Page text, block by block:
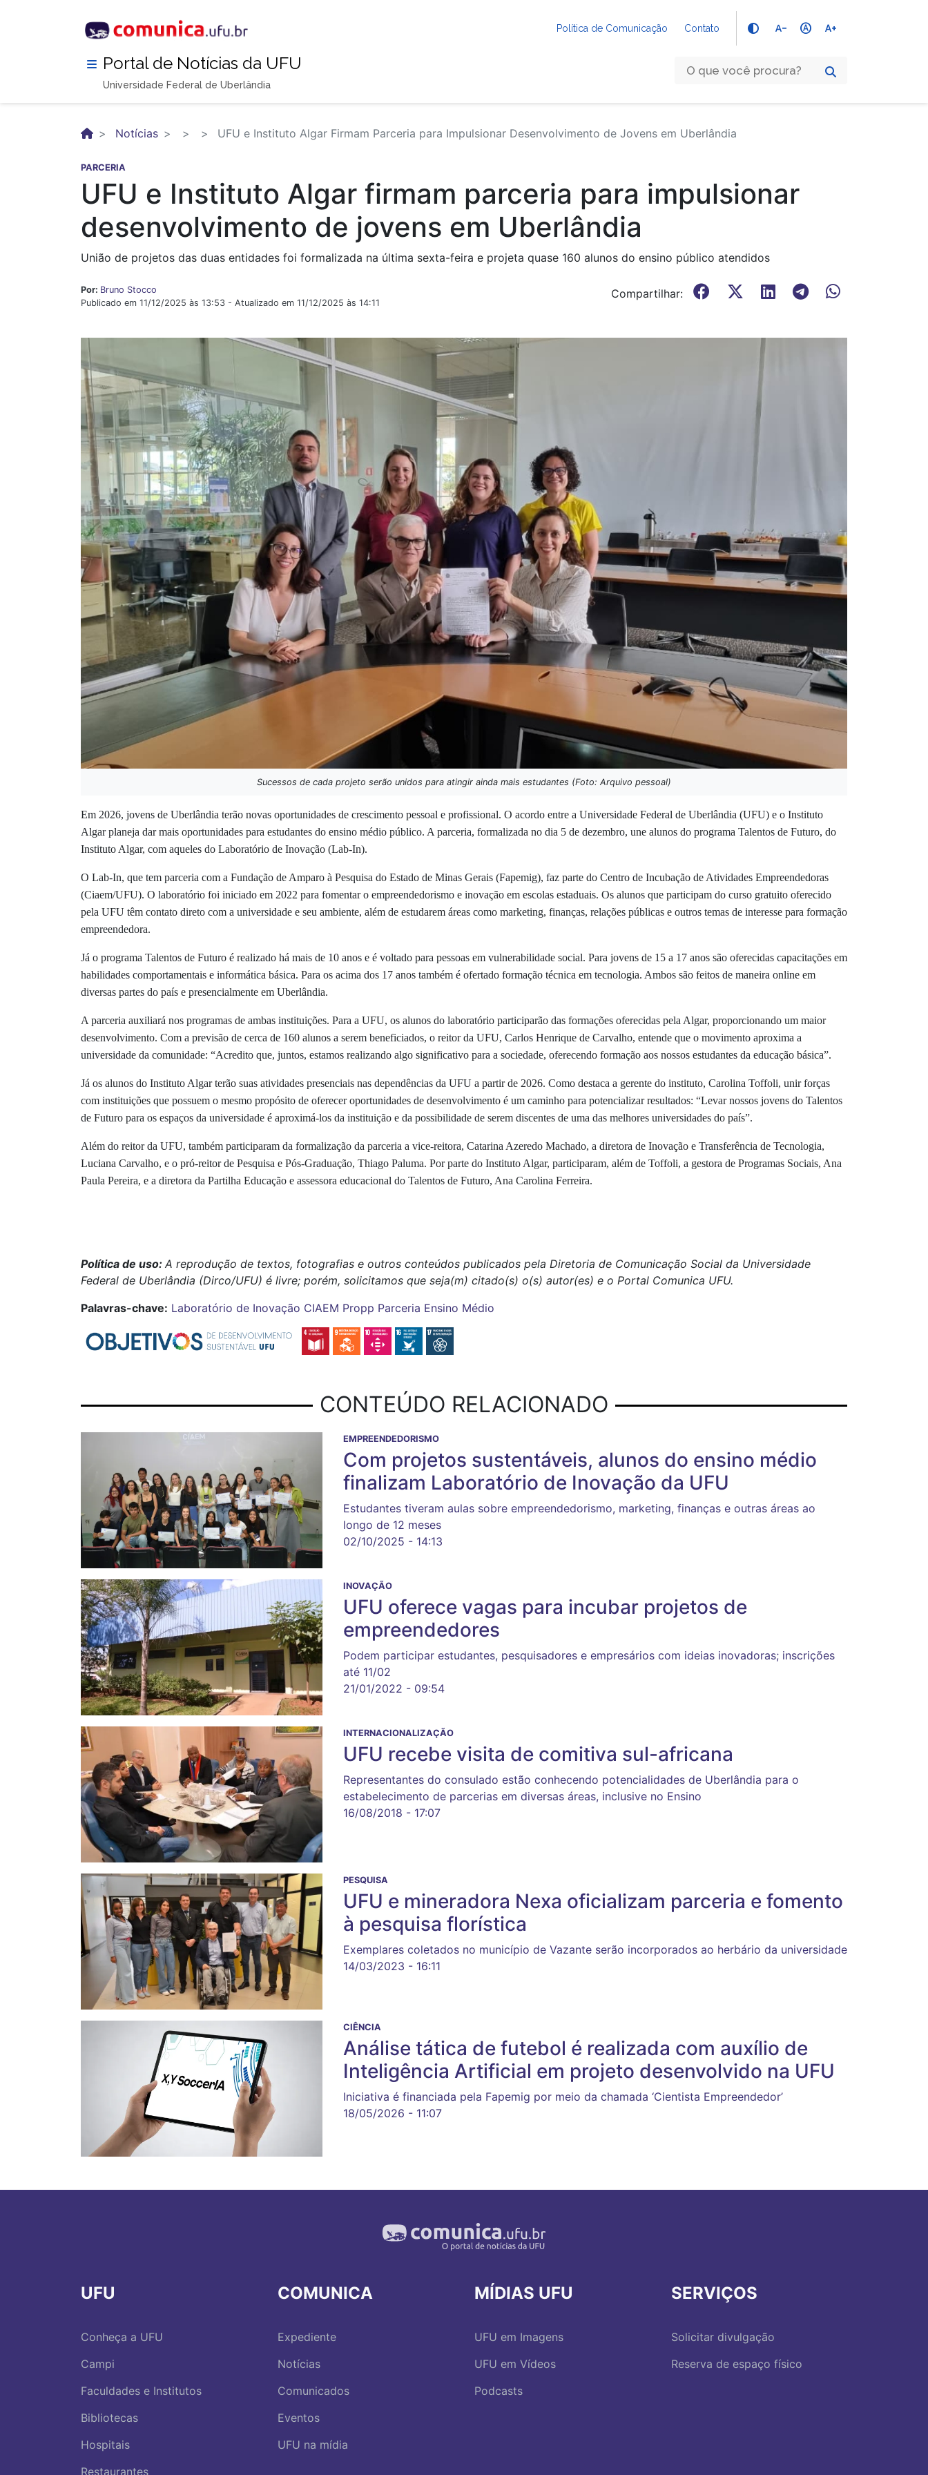
Política de Comunicação Contato text_decrease hdr_auto text_increase
Portal de Notícias da UFU
Universidade Federal de Uberlândia
Notícias UFU e Instituto Algar Firmam Parceria para Impulsionar Desenvolvimento de Jovens em Uberlândia
PARCERIA
UFU e Instituto Algar firmam parceria para impulsionar
desenvolvimento de jovens em Uberlândia
União de projetos das duas entidades foi formalizada na última sexta-feira e projeta quase 160 alunos do ensino público atendidos
Por: Bruno Stocco
Publicado em 11/12/2025 às 13:53 - Atualizado em 11/12/2025 às 14:11
Compartilhar:
Sucessos de cada projeto serão unidos para atingir ainda mais estudantes (Foto: Arquivo pessoal)
Em 2026, jovens de Uberlândia terão novas oportunidades de crescimento pessoal e profissional. O acordo entre a Universidade Federal de Uberlândia (UFU) e o Instituto
Algar planeja dar mais oportunidades para estudantes do ensino médio público. A parceria, formalizada no dia 5 de dezembro, une alunos do programa Talentos de Futuro, do
Instituto Algar, com aqueles do Laboratório de Inovação (Lab-In).
O Lab-In, que tem parceria com a Fundação de Amparo à Pesquisa do Estado de Minas Gerais (Fapemig), faz parte do Centro de Incubação de Atividades Empreendedoras
(Ciaem/UFU). O laboratório foi iniciado em 2022 para fomentar o empreendedorismo e inovação em escolas estaduais. Os alunos que participam do curso gratuito oferecido
pela UFU têm contato direto com a universidade e seu ambiente, além de estudarem áreas como marketing, finanças, relações públicas e outros temas de interesse para formação
empreendedora.
Já o programa Talentos de Futuro é realizado há mais de 10 anos e é voltado para pessoas em vulnerabilidade social. Para jovens de 15 a 17 anos são oferecidas capacitações em
habilidades comportamentais e informática básica. Para os acima dos 17 anos também é ofertado formação técnica em tecnologia. Ambos são feitos de maneira online em
diversas partes do país e presencialmente em Uberlândia.
A parceria auxiliará nos programas de ambas instituições. Para a UFU, os alunos do laboratório participarão das formações oferecidas pela Algar, proporcionando um maior
desenvolvimento. Com a previsão de cerca de 160 alunos a serem beneficiados, o reitor da UFU, Carlos Henrique de Carvalho, entende que o movimento aproxima a
universidade da comunidade: “Acredito que, juntos, estamos realizando algo significativo para a sociedade, oferecendo formação aos nossos estudantes da educação básica”.
Já os alunos do Instituto Algar terão suas atividades presenciais nas dependências da UFU a partir de 2026. Como destaca a gerente do instituto, Carolina Toffoli, unir forças
com instituições que possuem o mesmo propósito de oferecer oportunidades de desenvolvimento é um caminho para potencializar resultados: “Levar nossos jovens do Talentos
de Futuro para os espaços da universidade é aproximá-los da instituição e da possibilidade de serem discentes de uma das melhores universidades do país”.
Além do reitor da UFU, também participaram da formalização da parceria a vice-reitora, Catarina Azeredo Machado, a diretora de Inovação e Transferência de Tecnologia,
Luciana Carvalho, e o pró-reitor de Pesquisa e Pós-Graduação, Thiago Paluma. Por parte do Instituto Algar, participaram, além de Toffoli, a gestora de Programas Sociais, Ana
Paula Pereira, e a diretora da Partilha Educação e assessora educacional do Talentos de Futuro, Ana Carolina Ferreira.
Política de uso: A reprodução de textos, fotografias e outros conteúdos publicados pela Diretoria de Comunicação Social da Universidade
Federal de Uberlândia (Dirco/UFU) é livre; porém, solicitamos que seja(m) citado(s) o(s) autor(es) e o Portal Comunica UFU.
Palavras-chave: Laboratório de Inovação CIAEM Propp Parceria Ensino Médio
CONTEÚDO RELACIONADO
EMPREENDEDORISMO
Com projetos sustentáveis, alunos do ensino médio
finalizam Laboratório de Inovação da UFU
Estudantes tiveram aulas sobre empreendedorismo, marketing, finanças e outras áreas ao
longo de 12 meses
02/10/2025 - 14:13
INOVAÇÃO
UFU oferece vagas para incubar projetos de
empreendedores
Podem participar estudantes, pesquisadores e empresários com ideias inovadoras; inscrições
até 11/02
21/01/2022 - 09:54
INTERNACIONALIZAÇÃO
UFU recebe visita de comitiva sul-africana
Representantes do consulado estão conhecendo potencialidades de Uberlândia para o
estabelecimento de parcerias em diversas áreas, inclusive no Ensino
16/08/2018 - 17:07
PESQUISA
UFU e mineradora Nexa oficializam parceria e fomento
à pesquisa florística
Exemplares coletados no município de Vazante serão incorporados ao herbário da universidade
14/03/2023 - 16:11
CIÊNCIA
Análise tática de futebol é realizada com auxílio de
Inteligência Artificial em projeto desenvolvido na UFU
Iniciativa é financiada pela Fapemig por meio da chamada ‘Cientista Empreendedor’
18/05/2026 - 11:07
UFU
Conheça a UFU
Campi
Faculdades e Institutos
Bibliotecas
Hospitais
Restaurantes
COMUNICA
Expediente
Notícias
Comunicados
Eventos
UFU na mídia
MÍDIAS UFU
UFU em Imagens
UFU em Vídeos
Podcasts
SERVIÇOS
Solicitar divulgação
Reserva de espaço físico